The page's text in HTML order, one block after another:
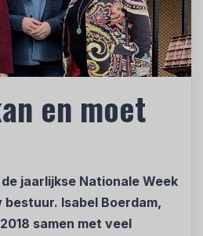
en moet
jaarlijkse Nationale Week
Isabel Boerdam,
samen met veel